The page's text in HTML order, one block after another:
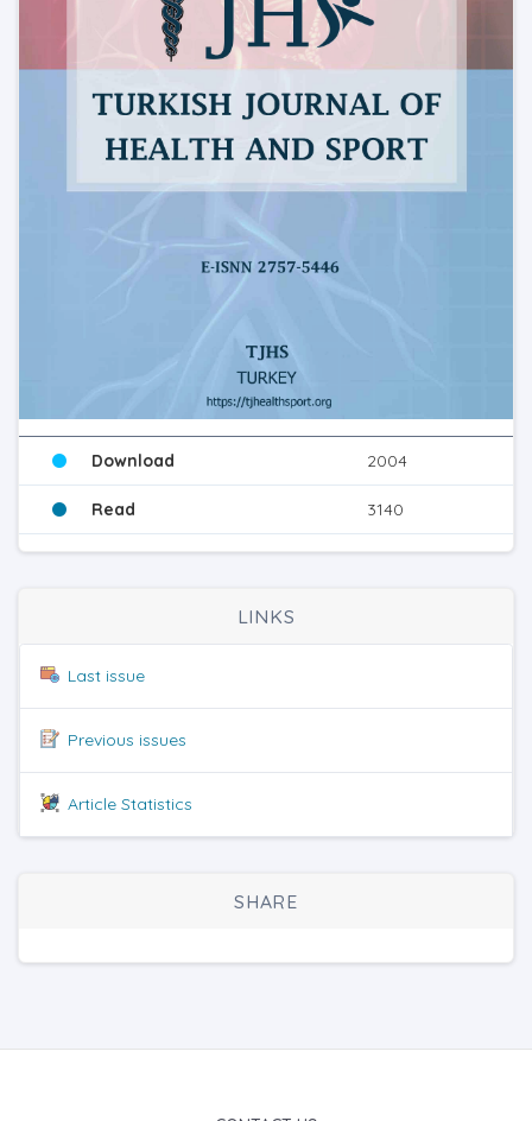
Download 2004
Read 3140
LINKS
Last issue
Previous issues
Article Statistics
SHARE